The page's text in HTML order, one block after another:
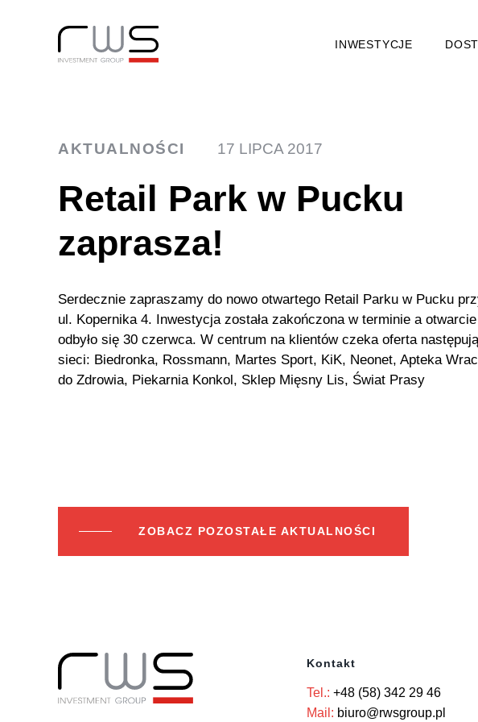
INWESTYCJE
AKTUALNOŚCI 17 LIPCA 2017
Retail Park w Pucku
zaprasza!
Serdecznie zapraszamy do nowo otwartego Retail Parku w Pucku
ul. Kopernika 4. Inwestycja została zakończona w terminie a otwarcie
odbyło się 30 czerwca. W centrum na klientów czeka oferta
sieci: Biedronka, Rossmann, Martes Sport, KiK, Neonet, Apteka
do Zdrowia, Piekarnia Konkol, Sklep Mięsny Lis, Świat Prasy
ZOBACZ POZOSTAŁE AKTUALNOŚCI
Kontakt
Tel.: +48 (58) 342 29 46
Mail: biuro@rwsgroup.pl